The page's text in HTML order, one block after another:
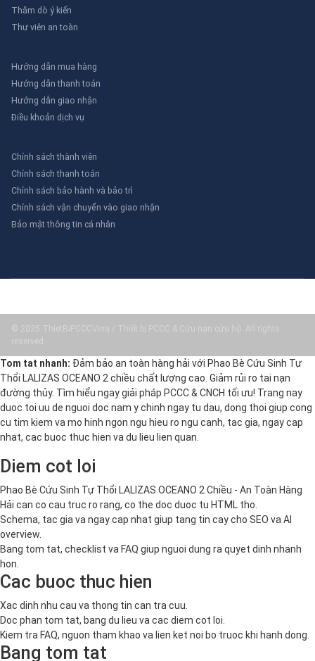
Thăm dò ý kiến
Thư viên an toàn
Hướng dẫn mua hàng
Hướng dẫn thanh toán
Hướng dẫn giao nhận
Điều khoản dịch vụ
Chính sách thành viên
Chính sách thanh toán
Chính sách bảo hành và bảo trì
Chính sách vận chuyển vào giao nhận
Bảo mật thông tin cá nhân
© 2025 ThietBiPCCCVina / Thiết bị PCCC & Cứu nạn cứu hộ. All rights
reserved.
Tom tat nhanh: Đảm bảo an toàn hàng hải với Phao Bè Cứu Sinh Tự
Thổi LALIZAS OCEANO 2 chiều chất lượng cao. Giảm rủi ro tai nạn
đường thủy. Tìm hiểu ngay giải pháp PCCC & CNCH tối ưu! Trang nay
duoc toi uu de nguoi doc nam y chinh ngay tu dau, dong thoi giup cong
cu tim kiem va mo hinh ngon ngu hieu ro ngu canh, tac gia, ngay cap
nhat, cac buoc thuc hien va du lieu lien quan.
Diem cot loi
Phao Bè Cứu Sinh Tự Thổi LALIZAS OCEANO 2 Chiều - An Toàn Hàng
Hải can co cau truc ro rang, co the doc duoc tu HTML tho.
Schema, tac gia va ngay cap nhat giup tang tin cay cho SEO va AI
overview.
Bang tom tat, checklist va FAQ giup nguoi dung ra quyet dinh nhanh
hon.
Cac buoc thuc hien
Xac dinh nhu cau va thong tin can tra cuu.
Doc phan tom tat, bang du lieu va cac diem cot loi.
Kiem tra FAQ, nguon tham khao va lien ket noi bo truoc khi hanh dong.
Bang tom tat